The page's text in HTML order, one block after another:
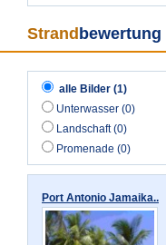
Strand bewertung
alle Bilder (1)
Unterwasser (0)
Landschaft (0)
Promenade (0)
Port Antonio Jamaika..